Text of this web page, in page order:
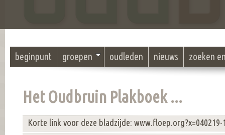
beginpunt groepen oudleden nieuws zoeken
Het Oudbruin Plakboek ...
Korte link voor deze bladzijde: www.floep.org?x=040219-